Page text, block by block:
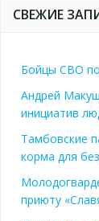
СВЕЖИЕ
Бойцы СВО
Андрей
инициатив
Тамбовские
корма для
приюту